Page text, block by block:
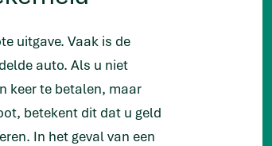
uitgave. Vaak is de
auto. Als u niet
keer te betalen, maar
betekent dit dat u geld
In het geval van een